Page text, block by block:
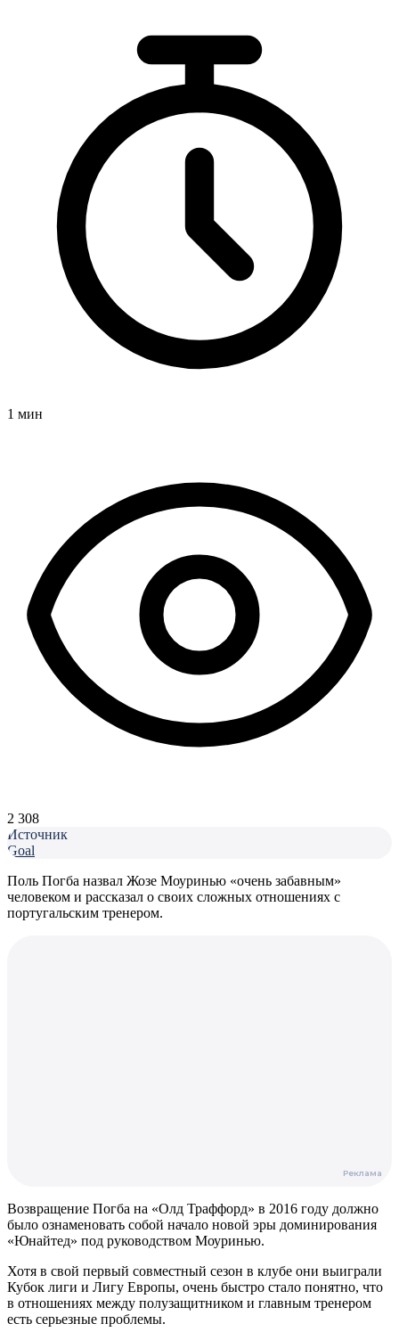
1 мин
2 308
Источник
Goal
Поль Погба назвал Жозе Моуринью «очень забавным»
человеком и рассказал о своих сложных отношениях с
португальским тренером.
Возвращение Погба на «Олд Траффорд» в 2016 году должно
было ознаменовать собой начало новой эры доминирования
«Юнайтед» под руководством Моуринью.
Хотя в свой первый совместный сезон в клубе они выиграли
Кубок лиги и Лигу Европы, очень быстро стало понятно, что
в отношениях между полузащитником и главным тренером
есть серьезные проблемы.